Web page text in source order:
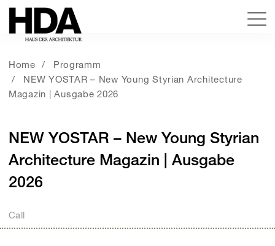
Home
Programm
NEW YOSTAR – New Young Styrian Architecture
Magazin | Ausgabe 2026
NEW YOSTAR – New Young Styrian
Architecture Magazin | Ausgabe
2026
Call